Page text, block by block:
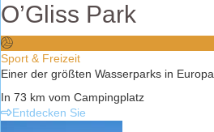
O’Gliss Park
Sport & Freizeit
Einer der größten Wasserparks in Europa
In 73 km vom Campingplatz
Entdecken Sie